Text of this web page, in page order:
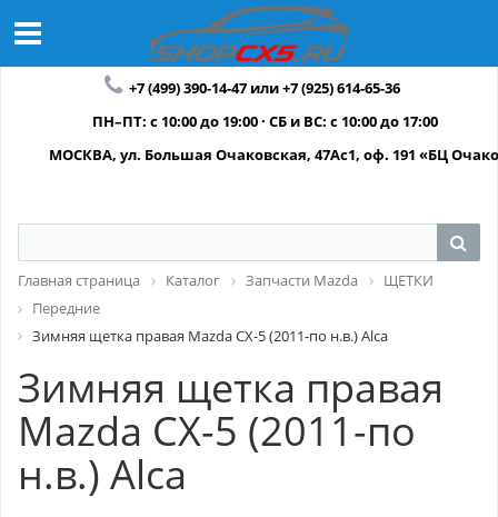
+7 (499) 390-14-47 или +7 (925) 614-65-36
ПН–ПТ: с 10:00 до 19:00 · СБ и ВС: с 10:00 до 17:00
МОСКВА, ул. Большая Очаковская, 47Ас1, оф. 191 «БЦ
Главная страница Каталог Запчасти Mazda
ЩЕТКИ
Передние
Зимняя щетка правая Mazda CX-5 (2011-по н.в.) Alca
Зимняя щетка правая
Mazda CX-5 (2011-по
н.в.) Alca